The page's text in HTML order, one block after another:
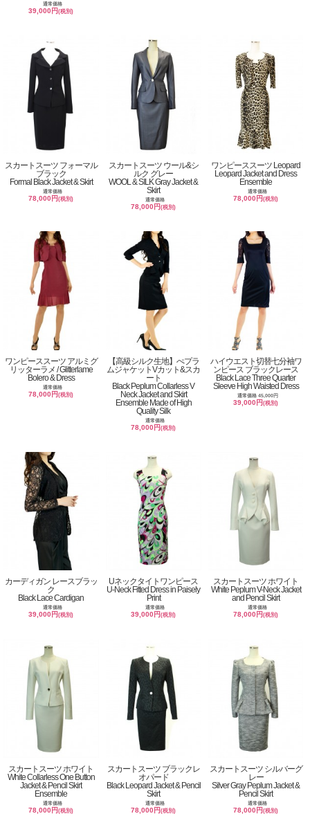
通常価格
39,000円(税別)
スカートスーツ フォーマル
ブラック
Formal Black Jacket & Skirt
通常価格
78,000円(税別)
スカートスーツ ウール&シ
ルク グレー
WOOL & SILK Gray Jacket &
Skirt
通常価格
78,000円(税別)
ワンピーススーツ Leopard
Leopard Jacket and Dress
Ensemble
通常価格
78,000円(税別)
ワンピーススーツ アルミグ
リッターラメ / Glitterlame
Bolero & Dress
通常価格
78,000円(税別)
【高級シルク生地】ぺプラ
ムジャケットVカット&スカ
ート
Black Peplum Collarless V
Neck Jacket and Skirt
Ensemble Made of High
Quality Silk
通常価格
78,000円(税別)
ハイウエスト切替七分袖ワ
ンピース ブラックレース
Black Lace Three Quarter
Sleeve High Waisted Dress
通常価格 45,000円
39,000円(税別)
カーディガン レースブラッ
ク
Black Lace Cardigan
通常価格
39,000円(税別)
Uネックタイトワンピース
U-Neck Fitted Dress in Paisely
Print
通常価格
39,000円(税別)
スカートスーツ ホワイト
White Peplum V-Neck Jacket
and Pencil Skirt
通常価格
78,000円(税別)
スカートスーツ ホワイト
White Collarless One Button
Jacket & Pencil Skirt
Ensemble
通常価格
78,000円(税別)
スカートスーツ ブラックレ
オパード
Black Leopard Jacket & Pencil
Skirt
通常価格
78,000円(税別)
スカートスーツ シルバーグ
レー
Silver Gray Peplum Jacket &
Pencil Skirt
通常価格
78,000円(税別)